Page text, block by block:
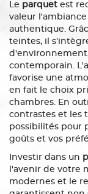
Le parquet est
valeur
authentique.
teintes, il
contemporain.
favorise une
en fait le choix
chambres. En
contrastes et les
possibilités pour
goûts et vos
Investir dans un
l'avenir de votre
modernes et le